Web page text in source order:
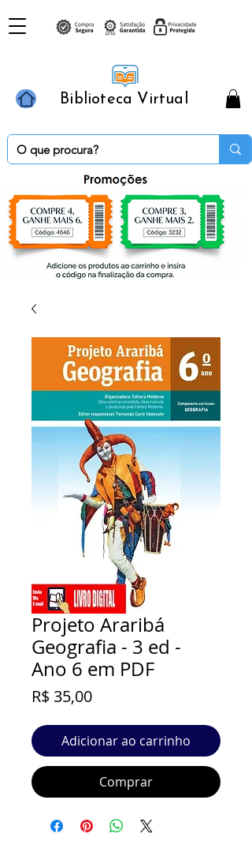
Biblioteca Virtual
Projeto Araribá
Geografia - 3 ed -
Ano 6 em PDF
R$ 35,00Preço
Adicionar ao carrinho
Comprar